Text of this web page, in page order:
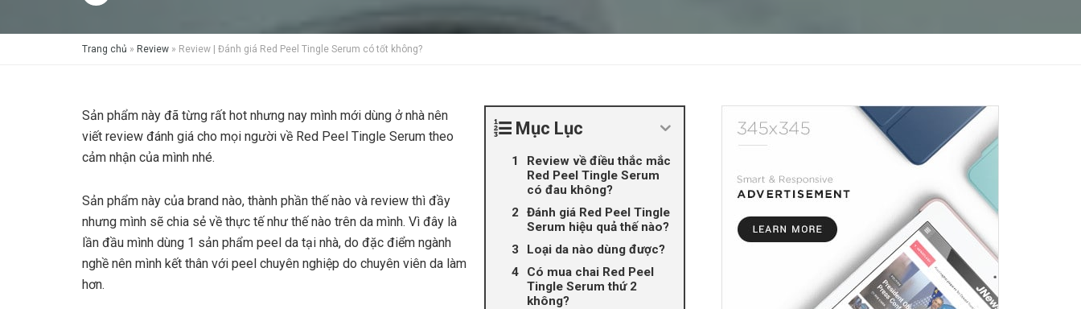
Trang chủ » Review » Review | Đánh giá Red Peel Tingle Serum có tốt không?
Mục Lục
Review về điều thắc mắc
Red Peel Tingle Serum
có đau không?
Đánh giá Red Peel Tingle
Serum hiệu quả thế nào?
Loại da nào dùng được?
Có mua chai Red Peel
Tingle Serum thứ 2
không?
Sản phẩm này đã từng rất hot nhưng nay mình mới dùng ở nhà nên
viết review đánh giá cho mọi người về Red Peel Tingle Serum theo
cảm nhận của mình nhé.
Sản phẩm này của brand nào, thành phần thế nào và review thì đầy
nhưng mình sẽ chia sẻ về thực tế như thế nào trên da mình. Vì đây là
lần đầu mình dùng 1 sản phẩm peel da tại nhà, do đặc điểm ngành
nghề nên mình kết thân với peel chuyên nghiệp do chuyên viên da làm
hơn.